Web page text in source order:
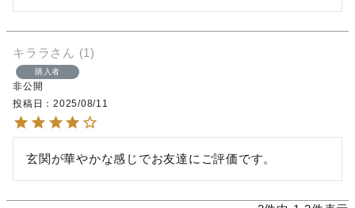
キララ 1
購入者
非公開
投稿日
2025/08/11
玄関が華やかな感じでお友達にご評価です。